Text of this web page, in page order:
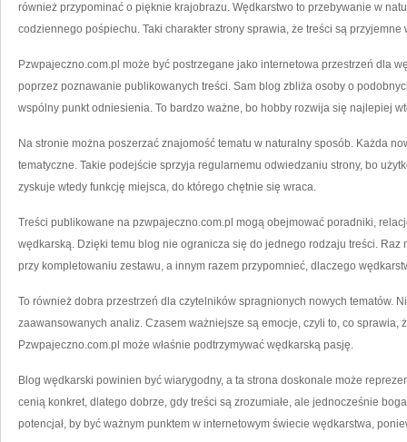
również przypominać o pięknie krajobrazu. Wędkarstwo to przebywanie w
codziennego pośpiechu. Taki charakter strony sprawia, że treści są przyjemne
Pzwpajeczno.com.pl może być postrzegane jako internetowa przestrzeń dla
poprzez poznawanie publikowanych treści. Sam blog zbliża osoby o
wspólny punkt odniesienia. To bardzo ważne, bo hobby rozwija się najlepiej
Na stronie można poszerzać znajomość tematu w naturalny sposób. Każda
tematyczne. Takie podejście sprzyja regularnemu odwiedzaniu strony, bo
zyskuje wtedy funkcję miejsca, do którego chętnie się wraca.
Treści publikowane na pzwpajeczno.com.pl mogą obejmować poradniki,
wędkarską. Dzięki temu blog nie ogranicza się do jednego rodzaju treści.
przy kompletowaniu zestawu, a innym razem przypomnieć, dlaczego
To również dobra przestrzeń dla czytelników spragnionych nowych tematów.
zaawansowanych analiz. Czasem ważniejsze są emocje, czyli to, co sprawia,
Pzwpajeczno.com.pl może właśnie podtrzymywać wędkarską pasję.
Blog wędkarski powinien być wiarygodny, a ta strona doskonale może
cenią konkret, dlatego dobrze, gdy treści są zrozumiałe, ale jednocześnie
potencjał, by być ważnym punktem w internetowym świecie wędkarstwa,